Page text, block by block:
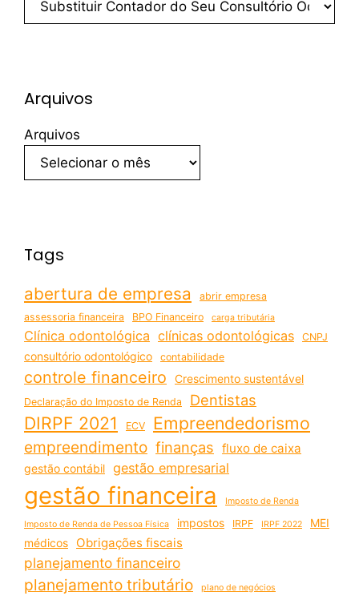
Arquivos
Arquivos
Tags
abertura de empresa
abrir empresa
assessoria financeira
BPO Financeiro carga tributária
Clínica odontológica clínicas odontológicas CNPJ
consultório odontológico contabilidade
controle financeiro Crescimento sustentável
Declaração do Imposto de Renda Dentistas
DIRPF 2021 ECV Empreendedorismo
empreendimento finanças fluxo de caixa
gestão contábil gestão empresarial
gestão financeira Imposto de Renda
Imposto de Renda de Pessoa Física impostos IRPF IRPF 2022
MEI
médicos
Obrigações fiscais
planejamento financeiro
planejamento tributário plano de negócios